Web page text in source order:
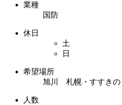
業種
国防
休日
土
日
希望場所
旭川 札幌・すすき
人数